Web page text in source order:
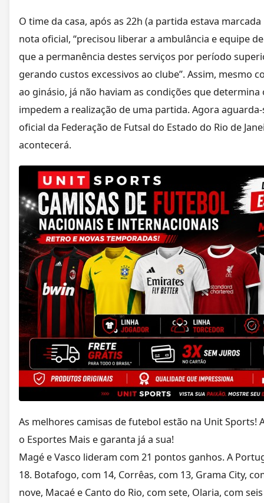
O time da casa, após as 22h (a partida estava
nota oficial, “precisou liberar a ambulância e equipe
que a permanência destes serviços por período
gerando custos excessivos ao clube”. Assim, mesmo
ao ginásio, já não haviam as condições que
impedem a realização de uma partida. Agora
oficial da Federação de Futsal do Estado do Rio de
acontecerá.
As melhores camisas de futebol estão na Unit Sports!
o Esportes Mais e garanta já a sua!
Magé e Vasco lideram com 21 pontos ganhos. A
18. Botafogo, com 14, Corrêas, com 13, Grama City,
nove, Macaé e Canto do Rio, com sete, Olaria, com